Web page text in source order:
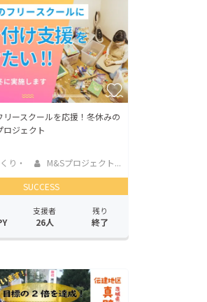
リースクールを応援！冬休みの
ロジェクト
り・
M&Sプロジェクト...
SUCCESS
支援者
26人
残り
終了